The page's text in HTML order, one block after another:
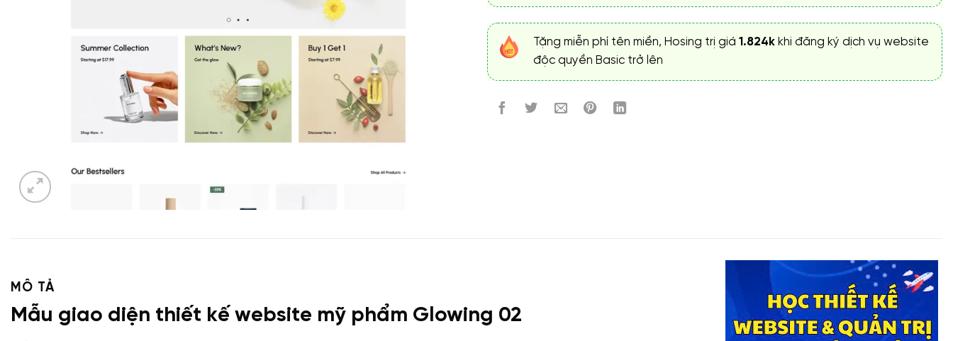
Tặng miễn phí tên miền, Hosing trị giá1.824k khi đăng ký dịch vụ website
độc quyền Basic trở lên
MÔ TẢ
Mẫu giao diện thiết kế website mỹ phẩm Glowing 02